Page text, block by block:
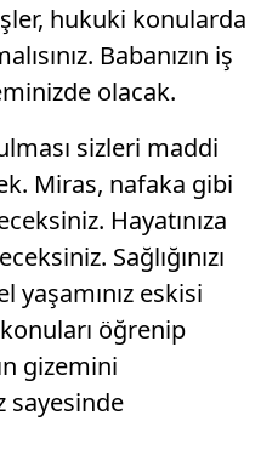
hukuki konularda
Babanızın iş
olacak.
sizleri maddi
Miras, nafaka gibi
Hayatınıza
Sağlığınızı
yaşamınız eskisi
öğrenip
gizemini
sayesinde